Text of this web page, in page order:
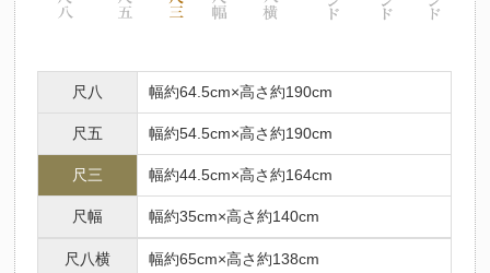
尺八 幅約64.5cm×高さ約190cm
尺五 幅約54.5cm×高さ約190cm
尺三 幅約44.5cm×高さ約164cm
尺幅 幅約35cm×高さ約140cm
尺八横 幅約65cm×高さ約138cm